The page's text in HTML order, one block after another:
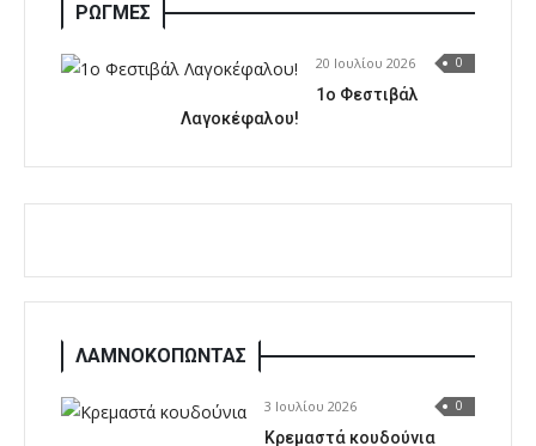
ΡΩΓΜΕΣ
20 Ιουλίου 2026 0
1o Φεστιβάλ
Λαγοκέφαλου!
ΛΑΜΝΟΚΟΠΩΝΤΑΣ
3 Ιουλίου 2026 0
Κρεμαστά κουδούνια